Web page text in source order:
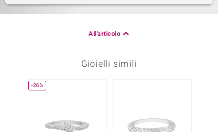
All'articolo
Gioielli simili
-26%